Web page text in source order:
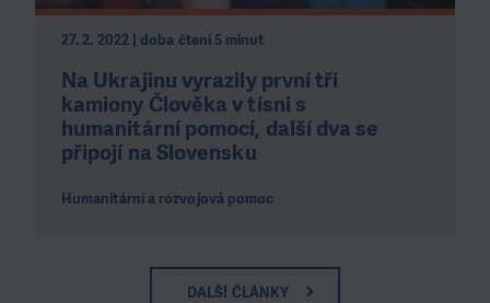
27. 2. 2022 | doba čtení 5 minut
Na Ukrajinu vyrazily první tři
kamiony Člověka v tísni s
humanitární pomocí, další dva se
připojí na Slovensku
Humanitární a rozvojová pomoc
DALŠÍ ČLÁNKY